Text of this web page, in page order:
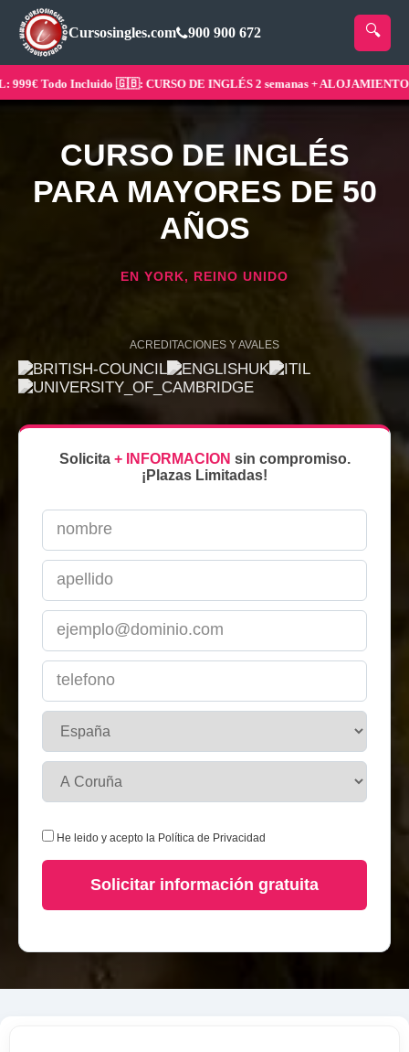
Cursosingles.com 900 900 672
Todo Incluido 🇬🇧: CURSO DE INGLÉS 2 semanas + ALOJAMIENTO
CURSO DE INGLÉS
PARA MAYORES DE 50
AÑOS
EN YORK, REINO UNIDO
ACREDITACIONES Y AVALES
Solicita + INFORMACION sin compromiso.
¡Plazas Limitadas!
He leido y acepto la Política de Privacidad
Solicitar información gratuita